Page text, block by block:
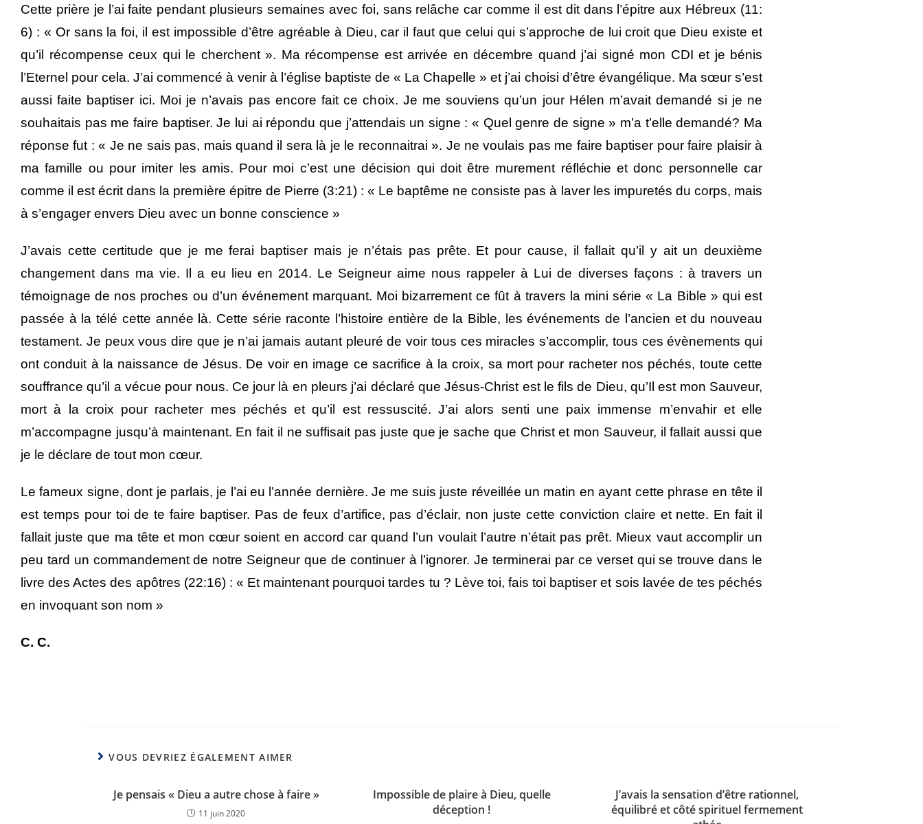
Cette prière je l’ai faite pendant plusieurs semaines avec foi, sans relâche car comme il est dit dans l’épitre aux Hébreux (11:
6) : « Or sans la foi, il est impossible d’être agréable à Dieu, car il faut que celui qui s’approche de lui croit que Dieu existe et
qu’il récompense ceux qui le cherchent ». Ma récompense est arrivée en décembre quand j’ai signé mon CDI et je bénis
l’Eternel pour cela. J’ai commencé à venir à l’église baptiste de « La Chapelle » et j’ai choisi d’être évangélique. Ma sœur s’est
aussi faite baptiser ici. Moi je n’avais pas encore fait ce choix. Je me souviens qu’un jour Hélen m’avait demandé si je ne
souhaitais pas me faire baptiser. Je lui ai répondu que j’attendais un signe : « Quel genre de signe » m’a t’elle demandé? Ma
réponse fut : « Je ne sais pas, mais quand il sera là je le reconnaitrai ». Je ne voulais pas me faire baptiser pour faire plaisir à
ma famille ou pour imiter les amis. Pour moi c’est une décision qui doit être murement réfléchie et donc personnelle car
comme il est écrit dans la première épitre de Pierre (3:21) : « Le baptême ne consiste pas à laver les impuretés du corps, mais
à s’engager envers Dieu avec un bonne conscience »
J’avais cette certitude que je me ferai baptiser mais je n’étais pas prête. Et pour cause, il fallait qu’il y ait un deuxième
changement dans ma vie. Il a eu lieu en 2014. Le Seigneur aime nous rappeler à Lui de diverses façons : à travers un
témoignage de nos proches ou d’un événement marquant. Moi bizarrement ce fût à travers la mini série « La Bible » qui est
passée à la télé cette année là. Cette série raconte l’histoire entière de la Bible, les événements de l’ancien et du nouveau
testament. Je peux vous dire que je n’ai jamais autant pleuré de voir tous ces miracles s’accomplir, tous ces évènements qui
ont conduit à la naissance de Jésus. De voir en image ce sacrifice à la croix, sa mort pour racheter nos péchés, toute cette
souffrance qu’il a vécue pour nous. Ce jour là en pleurs j’ai déclaré que Jésus-Christ est le fils de Dieu, qu’Il est mon Sauveur,
mort à la croix pour racheter mes péchés et qu’il est ressuscité. J’ai alors senti une paix immense m’envahir et elle
m’accompagne jusqu’à maintenant. En fait il ne suffisait pas juste que je sache que Christ et mon Sauveur, il fallait aussi que
je le déclare de tout mon cœur.
Le fameux signe, dont je parlais, je l’ai eu l’année dernière. Je me suis juste réveillée un matin en ayant cette phrase en tête il
est temps pour toi de te faire baptiser. Pas de feux d’artifice, pas d’éclair, non juste cette conviction claire et nette. En fait il
fallait juste que ma tête et mon cœur soient en accord car quand l’un voulait l’autre n’était pas prêt. Mieux vaut accomplir un
peu tard un commandement de notre Seigneur que de continuer à l’ignorer. Je terminerai par ce verset qui se trouve dans le
livre des Actes des apôtres (22:16) : « Et maintenant pourquoi tardes tu ? Lève toi, fais toi baptiser et sois lavée de tes péchés
en invoquant son nom »
C. C.
VOUS DEVRIEZ ÉGALEMENT AIMER
Je pensais « Dieu a autre chose à faire »
11 juin 2020
Impossible de plaire à Dieu, quelle
déception !
J’avais la sensation d’être rationnel,
équilibré et côté spirituel fermement